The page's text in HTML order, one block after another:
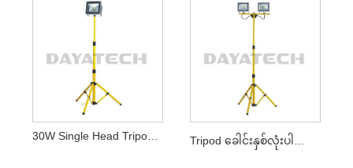
30W Single Head Tripod Jobsite Light Tripod ခေါင်းနှစ်လုံးပါသော LED အလုပ်မီး